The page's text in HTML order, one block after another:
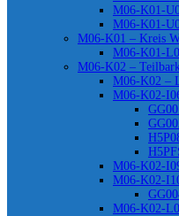
M06-K01-
M06-K01-
M06-K01 – Kreis
M06-K01-
M06-K02 –
M06-K02 –
M06-K02-
M06-K02-
M06-K02-
M06-K02-